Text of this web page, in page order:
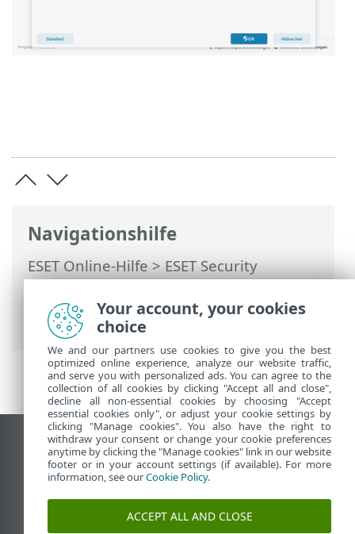
Navigationshilfe
ESET Online-Hilfe>ESET Security
Ultimate>Erweiterte Einstellungen>
Benutzeroberfläche> Elemente der
Benutzeroberfläche
Desktop-Site anzeigen
End of Life
ESET Knowledgebase
ESET-Forum
ESET Status Portal
Your account, your cookies
choice
We and our partners use cookies to give you the best
optimized online experience, analyze our website traffic,
and serve you with personalized ads. You can agree to the
collection of all cookies by clicking "Accept all and close",
decline all non-essential cookies by choosing "Accept
essential cookies only", or adjust your cookie settings by
clicking "Manage cookies". You also have the right to
withdraw your consent or change your cookie preferences
anytime by clicking the "Manage cookies" link in our website
footer or in your account settings (if available). For more
information, see ourCookie Policy.
ACCEPT ALL AND CLOSE